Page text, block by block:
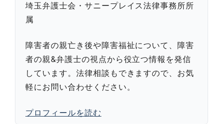
埼玉弁護士会・サニープレイス法律事務所所
属
障害者の親亡き後や障害福祉について、障害
者の親&弁護士の視点から役立つ情報を発信
しています。法律相談もできますので、お気
軽にお問い合わせください。
プロフィールを読む